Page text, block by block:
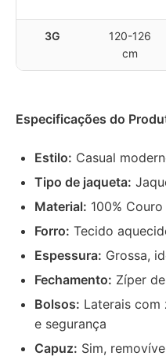
3G
120-126
cm
Especificações do
Estilo: Casual
Tipo de jaqueta:
Material: 100%
Forro: Tecido
Espessura: Grossa,
Fechamento: Zíper
Bolsos: Laterais
e segurança
Capuz: Sim,